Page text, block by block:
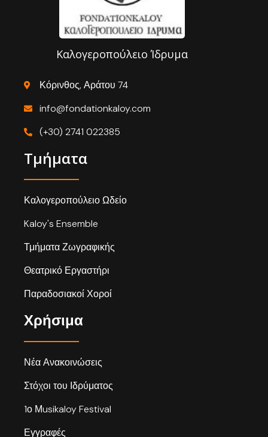
Καλογεροπούλειο Ίδρυμα
Κόρινθος, Αράτου 74
info@fondationkaloy.com
(+30) 2741 022385
Τμήματα
Καλογεροπούλειο Ωδείο
Kaloy's Ensemble
Τμήματα Ζωγραφικής
Θεατρικό Εργαστήρι
Παραδοσιακοί Χοροί
Χρήσιμα
Νέα Ανακοινώσεις
Στόχοι του Ιδρύματος
1ο Μusikaloy Festival
Εγγραφές